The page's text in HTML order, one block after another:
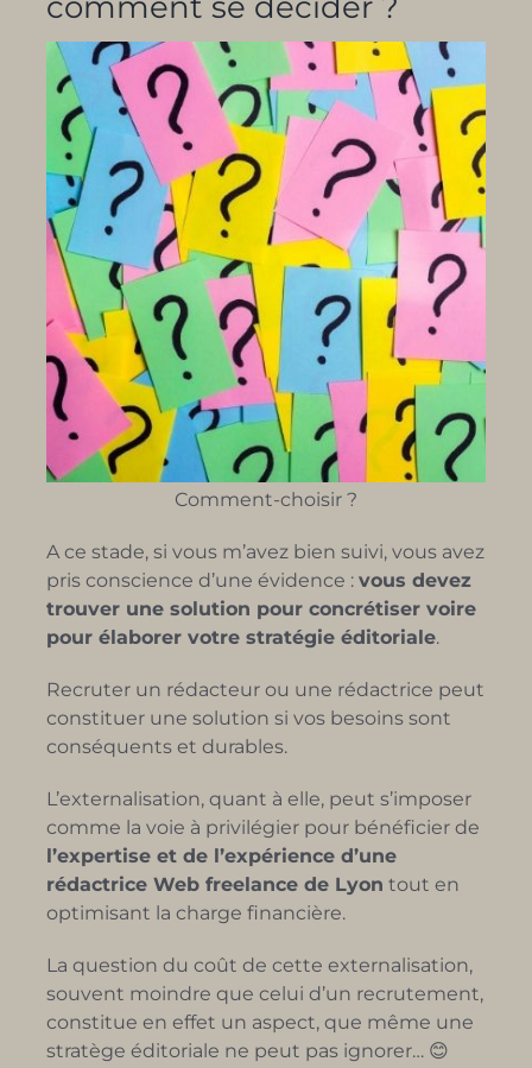
Comment-choisir ?
A ce stade, si vous m’avez bien suivi, vous avez
pris conscience d’une évidence : vous devez
trouver une solution pour concrétiser voire
pour élaborer votre stratégie éditoriale.
Recruter un rédacteur ou une rédactrice peut
constituer une solution si vos besoins sont
conséquents et durables.
L’externalisation, quant à elle, peut s’imposer
comme la voie à privilégier pour bénéficier de
l’expertise et de l’expérience d’une
rédactrice Web freelance de Lyon tout en
optimisant la charge financière.
La question du coût de cette externalisation,
souvent moindre que celui d’un recrutement,
constitue en effet un aspect, que même une
stratège éditoriale ne peut pas ignorer… 😊